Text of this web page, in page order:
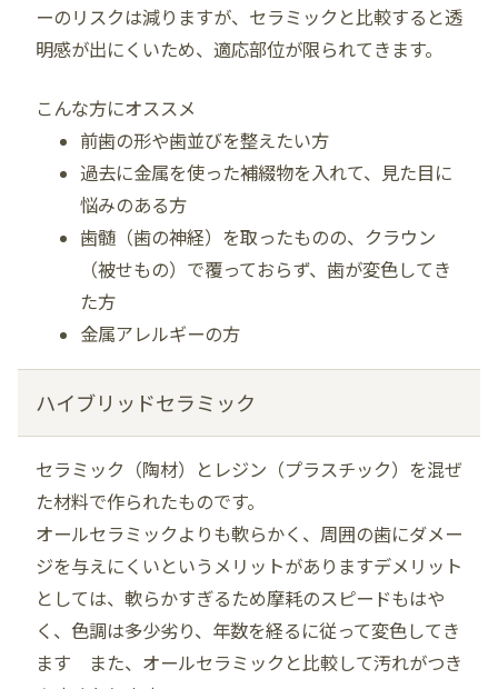
ーのリスクは減りますが、セラミックと比較すると透
明感が出にくいため、適応部位が限られてきます。
こんな方にオススメ
前歯の形や歯並びを整えたい方
過去に金属を使った補綴物を入れて、見た目に
悩みのある方
歯髄（歯の神経）を取ったものの、クラウン
（被せもの）で覆っておらず、歯が変色してき
た方
金属アレルギーの方
ハイブリッドセラミック
セラミック（陶材）とレジン（プラスチック）を混ぜ
た材料で作られたものです。
オールセラミックよりも軟らかく、周囲の歯にダメー
ジを与えにくいというメリットがありますデメリット
としては、軟らかすぎるため摩耗のスピードもはや
く、色調は多少劣り、年数を経るに従って変色してき
ます また、オールセラミックと比較して汚れがつき